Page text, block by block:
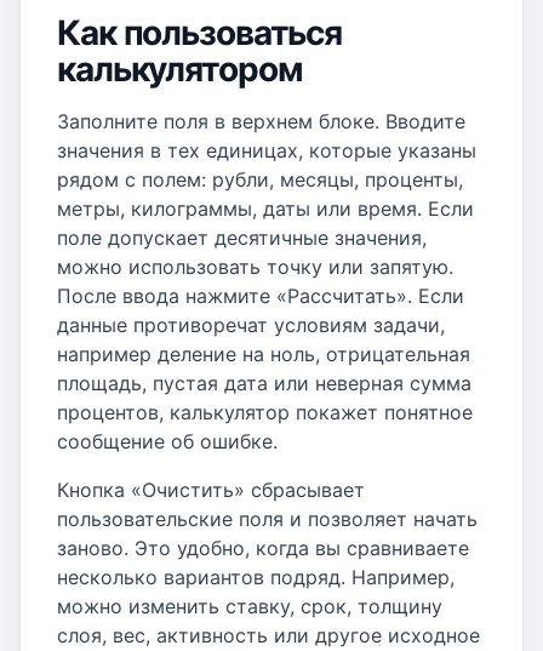
Как пользоваться
калькулятором
Заполните поля в верхнем блоке. Вводите
значения в тех единицах, которые указаны
рядом с полем: рубли, месяцы, проценты,
метры, килограммы, даты или время. Если
поле допускает десятичные значения,
можно использовать точку или запятую.
После ввода нажмите «Рассчитать». Если
данные противоречат условиям задачи,
например деление на ноль, отрицательная
площадь, пустая дата или неверная сумма
процентов, калькулятор покажет понятное
сообщение об ошибке.
Кнопка «Очистить» сбрасывает
пользовательские поля и позволяет начать
заново. Это удобно, когда вы сравниваете
несколько вариантов подряд. Например,
можно изменить ставку, срок, толщину
слоя, вес, активность или другое исходное